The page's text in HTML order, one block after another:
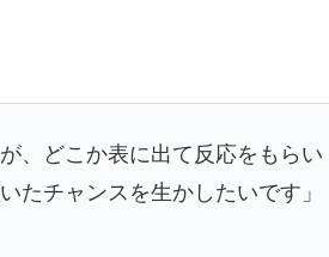
、どこか表に出て反応をもらい
たチャンスを生かしたいです」